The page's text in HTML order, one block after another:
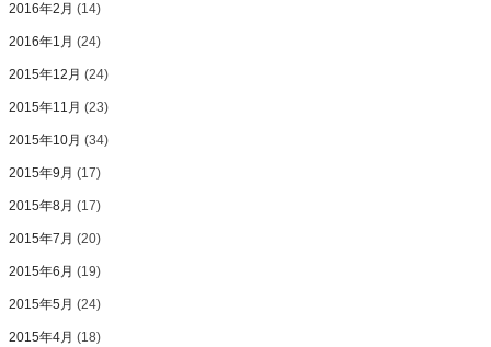
2016年2月 (14)
2016年1月 (24)
2015年12月 (24)
2015年11月 (23)
2015年10月 (34)
2015年9月 (17)
2015年8月 (17)
2015年7月 (20)
2015年6月 (19)
2015年5月 (24)
2015年4月 (18)